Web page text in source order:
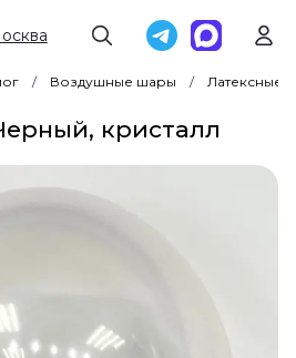
Воздушные шары Латексные
кристалл